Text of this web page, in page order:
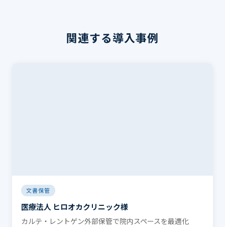
関連する導入事例
文書保管
医療法人 ヒロオカクリニック様
カルテ・レントゲン外部保管で院内スペースを最適化